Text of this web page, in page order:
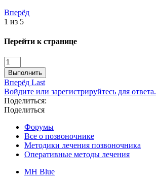
Вперёд
1 из 5
Перейти к странице
Выполнить
Вперёд Last
Войдите или зарегистрируйтесь для ответа.
Поделиться:
Поделиться
Форумы
Все о позвоночнике
Методики лечения позвоночника
Оперативные методы лечения
MH Blue